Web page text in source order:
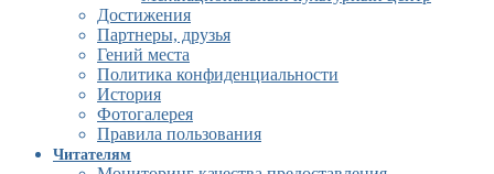
Достижения
Партнеры, друзья
Гений места
Политика конфиденциальности
История
Фотогалерея
Правила пользования
Читателям